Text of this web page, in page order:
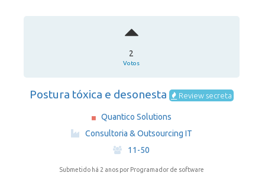
2
Votos
Postura tóxica e desonesta Review secreta
Quantico Solutions
·
Consultoria & Outsourcing IT
·
11-50
Submetido há 2 anos por Programador de software